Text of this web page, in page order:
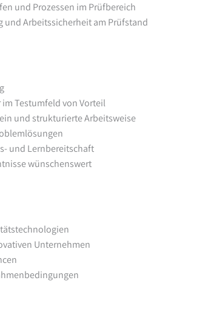
und Prozessen im Prüfbereich
Arbeitssicherheit am Prüfstand
Testumfeld von Vorteil
und strukturierte Arbeitsweise
und Lernbereitschaft
wünschenswert
Unternehmen